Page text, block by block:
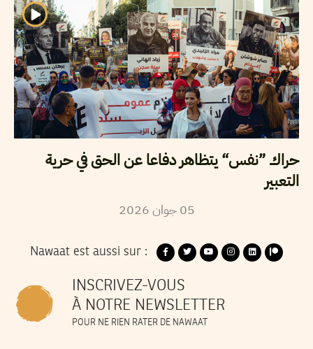
حراك ”نفس“ يتظاهر دفاعا عن الحق في حرية
التعبير
05 جوان2026
Nawaat est aussi sur :
INSCRIVEZ-VOUS
À NOTRE NEWSLETTER
POUR NE RIEN RATER DE NAWAAT